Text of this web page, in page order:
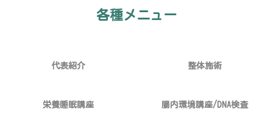
各種メニュー
代表紹介 整体施術
栄養睡眠講座 腸内環境講座/DNA検査